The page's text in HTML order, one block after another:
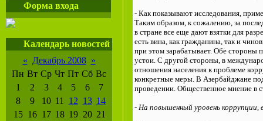
Форма входа
Календарь новостей
« Декабрь 2008 »
Пн Вт Ср Чт Пт Сб Вс
1
2 3 4 5 6
7
8
9 10 11 12 13 14
15 16 17 18 19 20 21
- Как показывают исследования,
Таким образом, к сожалению, за
в стране все еще дают взятки для
есть вина, как гражданина, так и
при этом зарабатывает. Обе стороны
устои. С другой стороны, в
отношения населения к проблеме
конкретные меры. В Азербайджане
проведении. Общественное мнение в
- На повышенный уровень коррупции,